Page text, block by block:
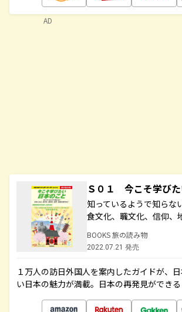
Ｓ０１ 今こそ学びた
知っているようで知らな
食文化、職文化、信仰、
BOOKS 旅の読み物
2022.07.21 発売
１万人の訪日外国人を案内したガイドが、
い日本の魅力が満載。日本の再発見ができる
AD